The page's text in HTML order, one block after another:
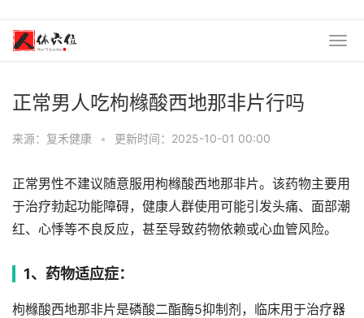
正常男人吃枸橼酸西地那非片行吗
来源：复禾健康 • 更新时间：2025-10-01 00:00
正常男性不建议随意服用枸橼酸西地那非片。该药物主要用
于治疗勃起功能障碍，健康人群使用可能引发头痛、面部潮
红、心悸等不良反应，甚至导致药物依赖或心血管风险。
1、药物适应症：
枸橼酸西地那非片是磷酸二酯酶5抑制剂，临床用于治疗器